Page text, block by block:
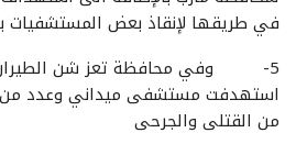
في طريقها لإنقاذ بعض المستشفيات
5- وفي محافظة تعز شن الطيران
استهدفت مستشفى ميداني وعدد من
من القتلى والجرحى